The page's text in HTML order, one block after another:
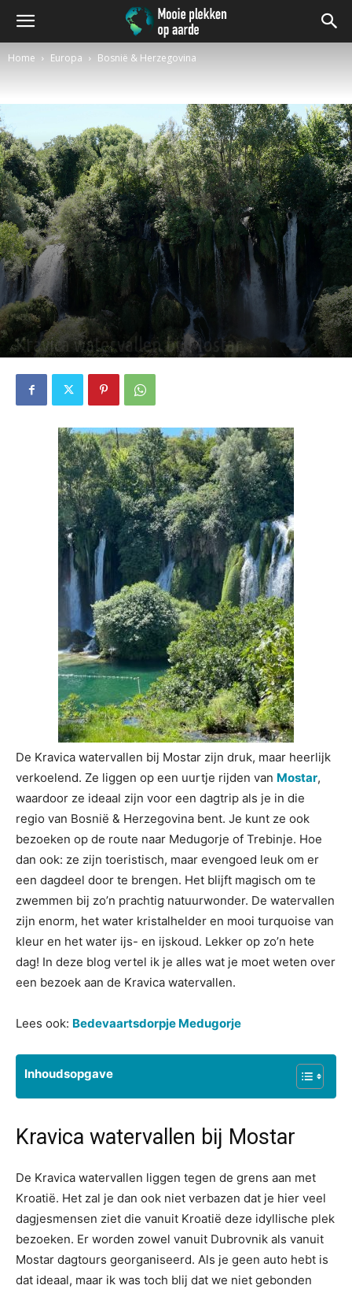
Home Europa Bosnië & Herzegovina
Bosnië & Herzegovina
Kravica watervallen bij Mostar
De Kravica watervallen bij Mostar zijn druk, maar heerlijk
verkoelend. Ze liggen op een uurtje rijden van Mostar,
waardoor ze ideaal zijn voor een dagtrip als je in die
regio van Bosnië & Herzegovina bent. Je kunt ze ook
bezoeken op de route naar Medugorje of Trebinje. Hoe
dan ook: ze zijn toeristisch, maar evengoed leuk om er
een dagdeel door te brengen. Het blijft magisch om te
zwemmen bij zo’n prachtig natuurwonder. De watervallen
zijn enorm, het water kristalhelder en mooi turquoise van
kleur en het water ijs- en ijskoud. Lekker op zo’n hete
dag! In deze blog vertel ik je alles wat je moet weten over
een bezoek aan de Kravica watervallen.
Lees ook: Bedevaartsdorpje Medugorje
Inhoudsopgave
Kravica watervallen bij Mostar
De Kravica watervallen liggen tegen de grens aan met
Kroatië. Het zal je dan ook niet verbazen dat je hier veel
dagjesmensen ziet die vanuit Kroatië deze idyllische plek
bezoeken. Er worden zowel vanuit Dubrovnik als vanuit
Mostar dagtours georganiseerd. Als je geen auto hebt is
dat ideaal, maar ik was toch blij dat we niet gebonden